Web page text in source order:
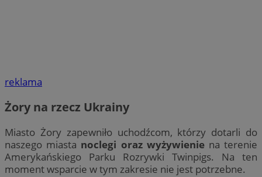
reklama
Żory na rzecz Ukrainy
Miasto Żory zapewniło uchodźcom, którzy dotarli do
naszego miasta noclegi oraz wyżywieniena terenie
Amerykańskiego Parku Rozrywki Twinpigs. Na ten
moment wsparcie w tym zakresie nie jest potrzebne.